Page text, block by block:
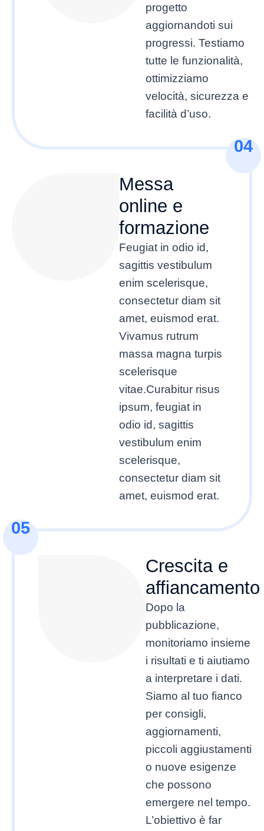
progetto
aggiornandoti sui
progressi. Testiamo
tutte le funzionalità,
ottimizziamo
velocità, sicurezza e
facilità d’uso.
04
Messa
online e
formazione
Feugiat in odio id,
sagittis vestibulum
enim scelerisque,
consectetur diam sit
amet, euismod erat.
Vivamus rutrum
massa magna turpis
scelerisque
vitae.Curabitur risus
ipsum, feugiat in
odio id, sagittis
vestibulum enim
scelerisque,
consectetur diam sit
amet, euismod erat.
05
Crescita e
affiancamento
Dopo la
pubblicazione,
monitoriamo insieme
i risultati e ti aiutiamo
a interpretare i dati.
Siamo al tuo fianco
per consigli,
aggiornamenti,
piccoli aggiustamenti
o nuove esigenze
che possono
emergere nel tempo.
L’obiettivo è far